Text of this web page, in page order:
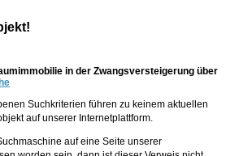
durch
in der Zwangsversteigerung über
Suchkriterien führen zu keinem aktuellen
auf unserer Internetplattform.
auf eine Seite unserer